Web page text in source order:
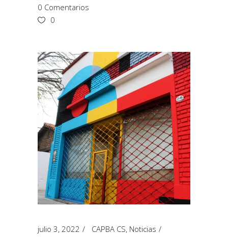
0 Comentarios
0
julio 3, 2022 CAPBA CS, Noticias